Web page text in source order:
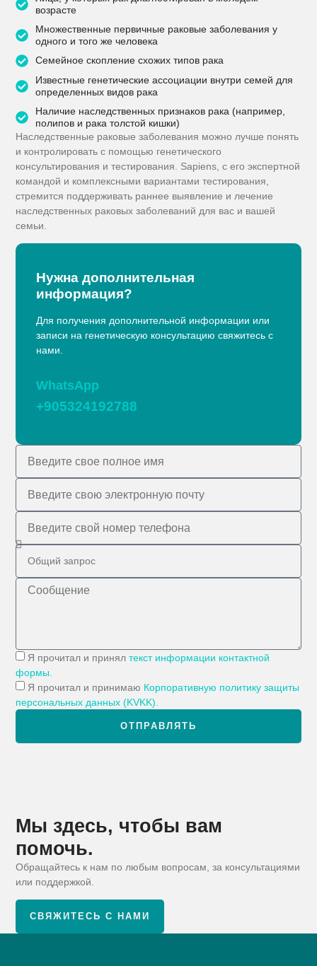
возрасте
Множественные первичные раковые заболевания у
одного и того же человека
Семейное скопление схожих типов рака
Известные генетические ассоциации внутри семей для
определенных видов рака
Наличие наследственных признаков рака (например,
полипов и рака толстой кишки)
Наследственные раковые заболевания можно лучше понять
и контролировать с помощью генетического
консультирования и тестирования. Sapiens, с его экспертной
командой и комплексными вариантами тестирования,
стремится поддерживать раннее выявление и лечение
наследственных раковых заболеваний для вас и вашей
семьи.
Нужна дополнительная
информация?
Для получения дополнительной информации или
записи на генетическую консультацию свяжитесь с
нами.
WhatsApp
+905324192788
Я прочитал и принялтекст информации контактной
формы.
Я прочитал и принимаю Корпоративную политику защиты
персональных данных (KVKK).
ОТПРАВЛЯТЬ
Мы здесь, чтобы вам
помочь.
Обращайтесь к нам по любым вопросам, за консультациями
или поддержкой.
СВЯЖИТЕСЬ С НАМИ